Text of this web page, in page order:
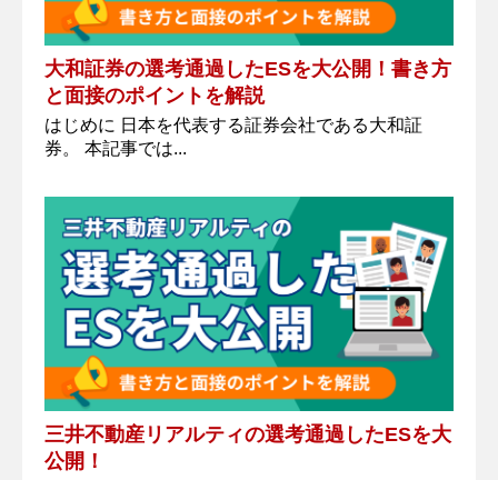
大和証券の選考通過したESを大公開！書き方
と面接のポイントを解説
はじめに 日本を代表する証券会社である大和証
券。 本記事では...
三井不動産リアルティの選考通過したESを大
公開！